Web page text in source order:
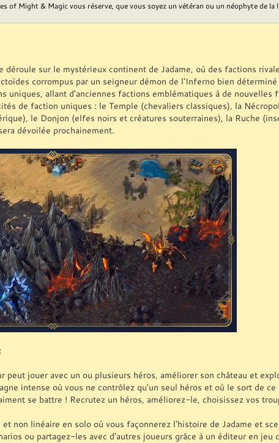
of Might & Magic vous réserve, que vous soyez un vétéran ou un néophyte de
déroule sur le mystérieux continent de Jadame, où des factions
corrompus par un seigneur démon de l'Inferno bien
uniques, allant d'anciennes factions emblématiques à de nouvelles
de faction uniques : le Temple (chevaliers classiques), la
le Donjon (elfes noirs et créatures souterraines), la Ruche
dévoilée prochainement.
peut jouer avec un ou plusieurs héros, améliorer son château et
intense où vous ne contrôlez qu'un seul héros et où le sort de
se battre ! Recrutez un héros, améliorez-le, choisissez vos
et non linéaire en solo où vous façonnerez l'histoire de Jadame et
ou partagez-les avec d'autres joueurs grâce à un éditeur en